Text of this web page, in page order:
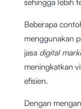
sehingga lebih
Beberapa
menggunakan
jasa digital
meningkatkan
efisien.
Dengan